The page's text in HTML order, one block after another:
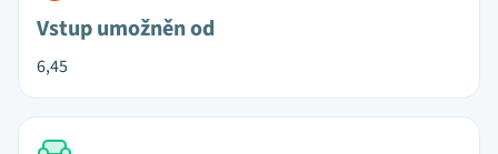
Vstup umožněn od
6,45